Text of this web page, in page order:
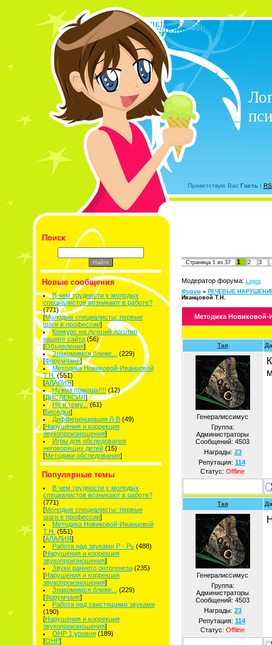
Приветствую Вас Гость|
Поиск
Новые сообщения
В чем трудности у молодых
специалистов возникают в работе?
(771)
[Молодые специалисты: первые
шаги в профессии]
Конкурс на лучший логотип
нашего сайта (56)
[Объявления]
Знакомимся ближе...
(229)
[Форумчане]
Методика Новиковой-Иванцовой
Т.Н. (551)
[АЛАЛИЯ]
Нужна помощь!!!! (12)
[ДИСЛЕКСИЯ]
Не в тему...
(61)
[Беседка]
Дифференциация Л-В (49)
[Нарушения и коррекция
звукопроизношения]
Игры для обследования
неговорящих детей (15)
[Методики обследования]
Популярные темы
В чем трудности у молодых
специалистов возникают в работе?
(771)
[Молодые специалисты: первые
шаги в профессии]
Методика Новиковой-Иванцовой
Т.Н. (551)
[АЛАЛИЯ]
Работа над звуками Р - Рь (488)
[Нарушения и коррекция
звукопроизношения]
Звуки раннего онтогенеза (235)
[Нарушения и коррекция
звукопроизношения]
Знакомимся ближе...
(229)
[Форумчане]
Работа над свистящими звуками
(190)
[Нарушения и коррекция
звукопроизношения]
ОНР 1 уровня (189)
[ОНР]
Страница 1из 37 1 2 3
Модератор форума: Logos
Форум » РЕЧЕВЫЕ
Иванцовой Т.Н.
Методика Новиковой-
Тая
Генералиссимус
Группа:
Администраторы
Сообщений: 4503
Награды: 23
Репутация: 114
Статус: Offline
Тая
Генералиссимус
Группа:
Администраторы
Сообщений: 4503
Награды: 23
Репутация: 114
Статус: Offline